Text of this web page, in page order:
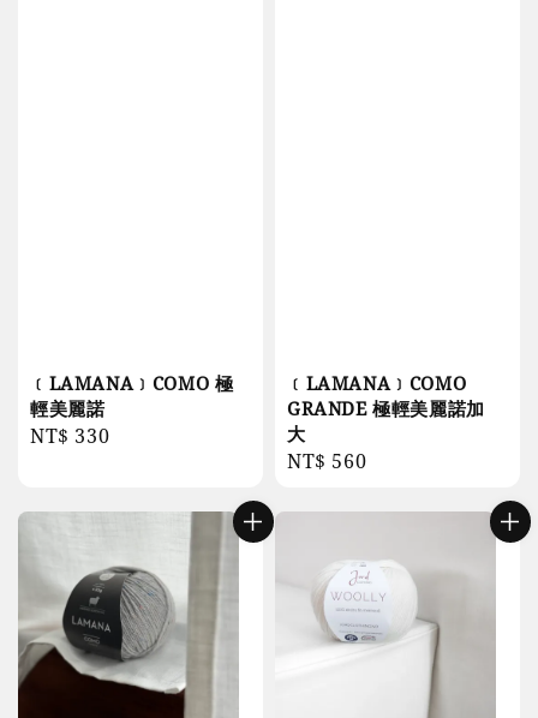
﹝LAMANA﹞COMO 極
輕美麗諾
Regular
NT$ 330
﹝LAMANA﹞COMO
GRANDE 極輕美麗諾加
大
Regular
NT$ 560